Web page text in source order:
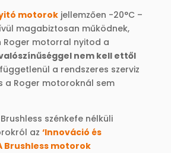
motorokjellemzően -20°C –
magabiztosan működnek,
Roger motorral nyitod a
nem kell ettől
a rendszeres szerviz
a Roger motoroknál sem
szénkefe nélküli
az ‘Innováció és
Brushless motorok